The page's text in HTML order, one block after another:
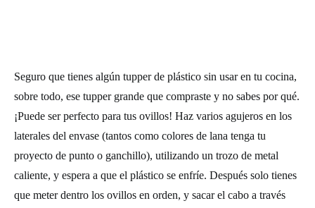
Seguro que tienes algún tupper de plástico sin usar en tu cocina,
sobre todo, ese tupper grande que compraste y no sabes por qué.
¡Puede ser perfecto para tus ovillos! Haz varios agujeros en los
laterales del envase (tantos como colores de lana tenga tu
proyecto de punto o ganchillo), utilizando un trozo de metal
caliente, y espera a que el plástico se enfríe. Después solo tienes
que meter dentro los ovillos en orden, y sacar el cabo a través